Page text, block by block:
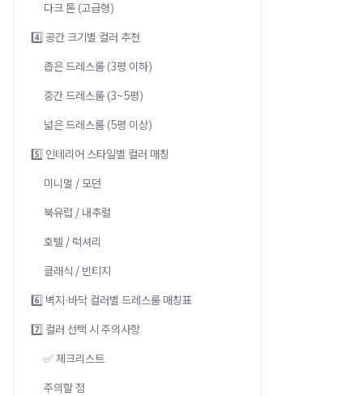
다크 톤 (고급형)
4️⃣ 공간 크기별 컬러 추천
좁은 드레스룸 (3평 이하)
중간 드레스룸 (3~5평)
넓은 드레스룸 (5평 이상)
5️⃣ 인테리어 스타일별 컬러 매칭
미니멀 / 모던
북유럽 / 내추럴
호텔 / 럭셔리
클래식 / 빈티지
6️⃣ 벽지·바닥 컬러별 드레스룸 매칭표
7️⃣ 컬러 선택 시 주의사항
✅ 체크리스트
주의할 점